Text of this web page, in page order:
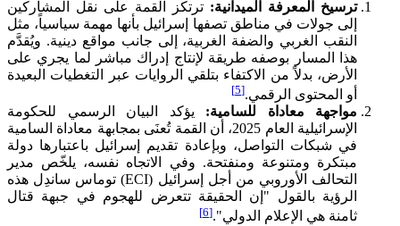
ترسيخ المعرفة الميدانية: ترتكز القمة على نقل المشاركين
إلى جولات في مناطق تصفها إسرائيل بأنها مهمة سياسياً، مثل
النقب الغربي والضفة الغربية، إلى جانب مواقع دينية. ويُقدَّم
هذا المسار بوصفه طريقة لإنتاج إدراك مباشر لما يجري على
الأرض، بدلاً من الاكتفاء بتلقي الروايات عبر التغطيات البعيدة
أو المحتوى الرقمي.[5]
مواجهة معاداة للسامية: يؤكد البيان الرسمي للحكومة
الإسرائيلية العام 2025، أن القمة تُعنَى بمجابهة معاداة السامية
في شبكات التواصل، وبإعادة تقديم إسرائيل باعتبارها دولة
مبتكرة ومتنوعة ومنفتحة. وفي الاتجاه نفسه، يلخّص مدير
التحالف الأوروبي من أجل إسرائيل (ECI) توماس ساندِل هذه
الرؤية بالقول "إن الحقيقة تتعرض للهجوم في جبهة قتال
ثامنة هي الإعلام الدولي".[6]